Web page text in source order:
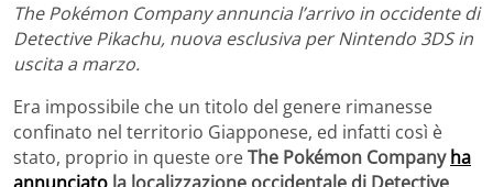
The Pokémon Company annuncia l’arrivo in occidente di
Detective Pikachu, nuova esclusiva per Nintendo 3DS in
uscita a marzo.
Era impossibile che un titolo del genere rimanesse
confinato nel territorio Giapponese, ed infatti così è
stato, proprio in queste oreThe Pokémon Companyha